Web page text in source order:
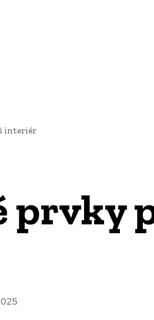
interiér
prvky